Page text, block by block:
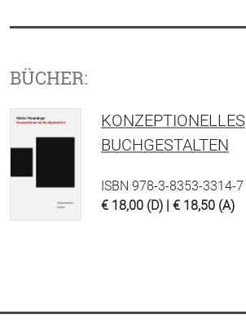
BÜCHER:
KONZEPTIONELLES
BUCHGESTALTEN
ISBN 978-3-8353-3314-7
€ 18,00 (D) | € 18,50 (A)